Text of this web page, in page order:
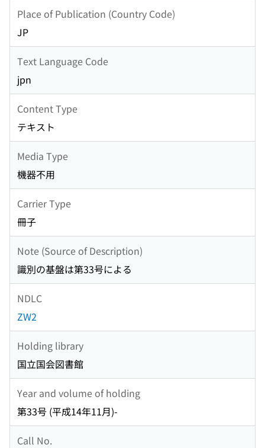
Place of Publication (Country Code)
JP
Text Language Code
jpn
Content Type
テキスト
Media Type
機器不用
Carrier Type
冊子
Note (Source of Description)
識別の基盤は第33号による
NDLC
ZW2
Holding library
国立国会図書館
Year and volume of holding
第33号 (平成14年11月)-
Call No.